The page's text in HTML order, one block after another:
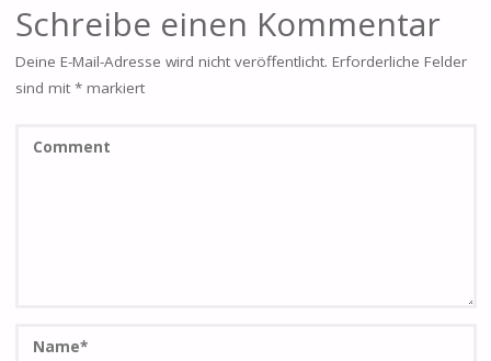
Schreibe einen Kommentar
Deine E-Mail-Adresse wird nicht veröffentlicht. Erforderliche Felder
sind mit *markiert